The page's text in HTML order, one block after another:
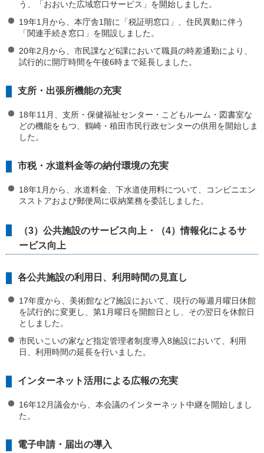
う、「おおいた広域窓口サービス」を開始しました。
19年1月から、本庁舎1階に「税証明窓口」、住民異動に伴う
「関連手続き窓口」を開設しました。
20年2月から、市民課など6課において職員の時差通勤により、
試行的に開庁時間を午後6時まで延長しました。
支所・出張所機能の充実
18年11月、支所・保健福祉センター・こどもルーム・図書室な
どの機能をもつ、鶴崎・稙田市民行政センターの供用を開始しま
した。
市税・水道料金等の納付環境の充実
18年1月から、水道料金、下水道使用料について、コンビニエン
スストアおよび郵便局に収納業務を委託しました。
（3）公共施設のサービス向上・（4）情報化によるサ
ービス向上
各公共施設の利用日、利用時間の見直し
17年度から、美術館など7施設において、現行の毎週月曜日休館
を試行的に変更し、第1月曜日を開館日とし、その翌日を休館日
としました。
市民いこいの家など指定管理者制度導入8施設において、利用
日、利用時間の延長を行いました。
インターネット活用による広報の充実
16年12月議会から、本会議のインターネット中継を開始しまし
た。
電子申請・届出の導入